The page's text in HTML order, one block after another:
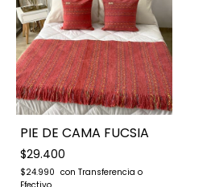
PIE DE CAMA FUCSIA
$29.400
$24.990